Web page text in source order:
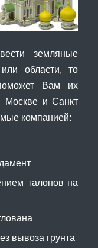
земляные
области, то
Вам их
Москве и Санкт
компанией:
талонов на
вывоза грунта